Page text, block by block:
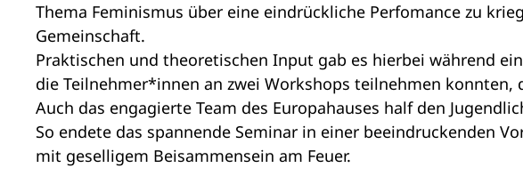
Thema Feminismus über eine eindrückliche Perfomance zu
Gemeinschaft.
Praktischen und theoretischen Input gab es hierbei während
die Teilnehmer*innen an zwei Workshops teilnehmen
Auch das engagierte Team des Europahauses half den
So endete das spannende Seminar in einer beeindruckenden
mit geselligem Beisammensein am Feuer.